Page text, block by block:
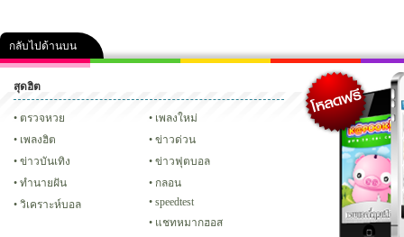
กลับไปด้านบน
คลิป ภาพ ปฏิทิน 2556 เฟซบุ๊ก ทวิ
Glitter
สุดฮิต
ตรวจหวย
เพลงใหม่
เพลงฮิต
ข่าวด่วน
ข่าวบันเทิง
ข่าวฟุตบอล
ทํานายฝัน
กลอน
วิเคราะห์บอล
speedtest
แชทหมากฮอส